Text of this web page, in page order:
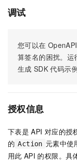
调试
您可以在
算签名的困扰。
生成 SDK 代码示例
授权信息
下表是 API 对应的授
的 Action 元素中使
用此 API 的权限。具